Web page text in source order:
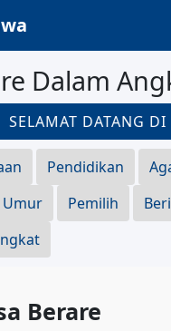
Dalam
SELAMAT DATANG DI
Pendidikan
Umur Pemilih
Berare